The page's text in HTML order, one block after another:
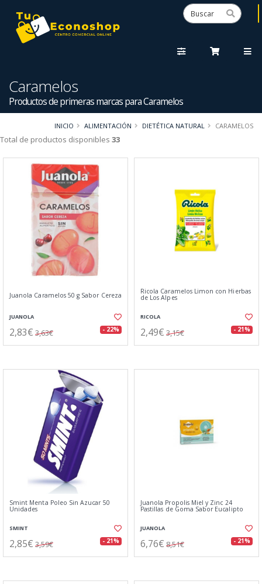
Caramelos
Productos de primeras marcas para Caramelos
INICIO ALIMENTACIÓN DIETÉTICA NATURAL CARAMELOS
Total de productos disponibles 33
Juanola Caramelos 50 g Sabor Cereza
JUANOLA
2,83€ 3,63€ - 22%
Ricola Caramelos Limon con Hierbas
de Los Alpes
RICOLA
2,49€ 3,15€ - 21%
Smint Menta Poleo Sin Azucar 50
Unidades
SMINT
2,85€ 3,59€ - 21%
Juanola Propolis Miel y Zinc 24
Pastillas de Goma Sabor Eucalipto
JUANOLA
6,76€ 8,51€ - 21%